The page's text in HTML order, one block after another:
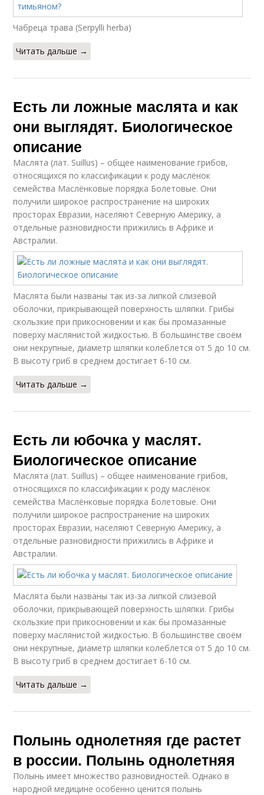
Чабреца трава (Serpylli herba)
Читать дальше →
Есть ли ложные маслята и как
они выглядят. Биологическое
описание
Маслята (лат. Suillus) – общее наименование грибов,
относящихся по классификации к роду маслёнок
семейства Маслёнковые порядка Болетовые. Они
получили широкое распространение на широких
просторах Евразии, населяют Северную Америку, а
отдельные разновидности прижились в Африке и
Австралии.
Маслята были названы так из-за липкой слизевой
оболочки, прикрывающей поверхность шляпки. Грибы
скользкие при прикосновении и как бы промазанные
поверху маслянистой жидкостью. В большинстве своём
они некрупные, диаметр шляпки колеблется от 5 до 10 см.
В высоту гриб в среднем достигает 6-10 см.
Читать дальше →
Есть ли юбочка у маслят.
Биологическое описание
Маслята (лат. Suillus) – общее наименование грибов,
относящихся по классификации к роду маслёнок
семейства Маслёнковые порядка Болетовые. Они
получили широкое распространение на широких
просторах Евразии, населяют Северную Америку, а
отдельные разновидности прижились в Африке и
Австралии.
Маслята были названы так из-за липкой слизевой
оболочки, прикрывающей поверхность шляпки. Грибы
скользкие при прикосновении и как бы промазанные
поверху маслянистой жидкостью. В большинстве своём
они некрупные, диаметр шляпки колеблется от 5 до 10 см.
В высоту гриб в среднем достигает 6-10 см.
Читать дальше →
Полынь однолетняя где растет
в россии. Полынь однолетняя
Полынь имеет множество разновидностей. Однако в
народной медицине особенно ценится полынь